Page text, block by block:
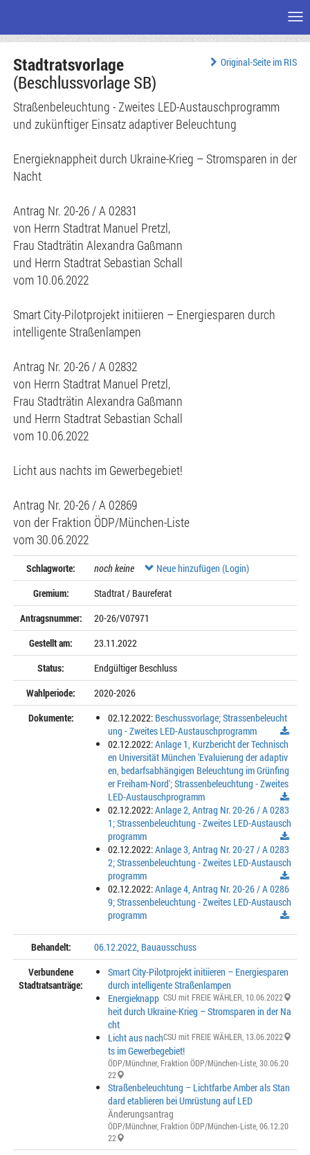
Seiteninhalt
Original-Seite im RIS
Stadtratsvorlage
(Beschlussvorlage SB)
Straßenbeleuchtung - Zweites LED-Austauschprogramm
und zukünftiger Einsatz adaptiver Beleuchtung
Energieknappheit durch Ukraine-Krieg – Stromsparen in der
Nacht
Antrag Nr. 20-26 / A 02831
von Herrn Stadtrat Manuel Pretzl,
Frau Stadträtin Alexandra Gaßmann
und Herrn Stadtrat Sebastian Schall
vom 10.06.2022
Smart City-Pilotprojekt initiieren – Energiesparen durch
intelligente Straßenlampen
Antrag Nr. 20-26 / A 02832
von Herrn Stadtrat Manuel Pretzl,
Frau Stadträtin Alexandra Gaßmann
und Herrn Stadtrat Sebastian Schall
vom 10.06.2022
Licht aus nachts im Gewerbegebiet!
Antrag Nr. 20-26 / A 02869
von der Fraktion ÖDP/München-Liste
vom 30.06.2022
Schlagworte: noch keine
Neue hinzufügen (Login)
Gremium:
Stadtrat / Baureferat
Antragsnummer:
20-26/V07971
Gestellt am:
23.11.2022
Status:
Endgültiger Beschluss
Wahlperiode:
2020-2026
Dokumente:
02.12.2022: Beschussvorlage; Strassenbeleucht
ung - Zweites LED-Austauschprogramm
02.12.2022:Anlage 1, Kurzbericht der Technisch
en Universität München 'Evaluierung der adaptiv
en, bedarfsabhängigen Beleuchtung im Grünfing
er Freiham-Nord'; Strassenbeleuchtung - Zweites
LED-Austauschprogramm
02.12.2022:Anlage 2, Antrag Nr. 20-26 / A 0283
1; Strassenbeleuchtung - Zweites LED-Austausch
programm
02.12.2022:Anlage 3, Antrag Nr. 20-27 / A 0283
2; Strassenbeleuchtung - Zweites LED-Austausch
programm
02.12.2022:Anlage 4, Antrag Nr. 20-26 / A 0286
9; Strassenbeleuchtung - Zweites LED-Austausch
programm
Behandelt:
06.12.2022, Bauausschuss
Verbundene
Stadtratsanträge:
Smart City-Pilotprojekt initiieren – Energiesparen
durch intelligente Straßenlampen
CSU mit FREIE WÄHLER , 10.06.2022
Energieknapp
heit durch Ukraine-Krieg – Stromsparen in der Na
cht
CSU mit FREIE WÄHLER , 13.06.2022
Licht aus nach
ts im Gewerbegebiet!
ÖDP/Münchner, Fraktion ÖDP/München-Liste , 30.06.20
22
Straßenbeleuchtung – Lichtfarbe Amber als Stan
dard etablieren bei Umrüstung auf LED
Änderungsantrag
ÖDP/Münchner, Fraktion ÖDP/München-Liste , 06.12.20
22